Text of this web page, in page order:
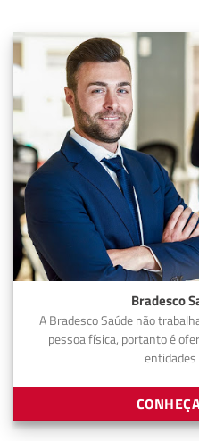
Bradesco
A Bradesco Saúde não
pessoa física, portanto é
entidades